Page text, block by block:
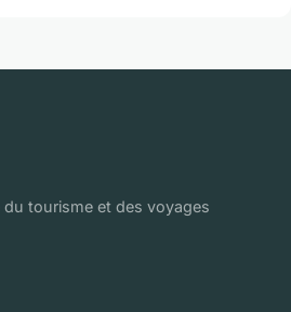
tourisme et des voyages